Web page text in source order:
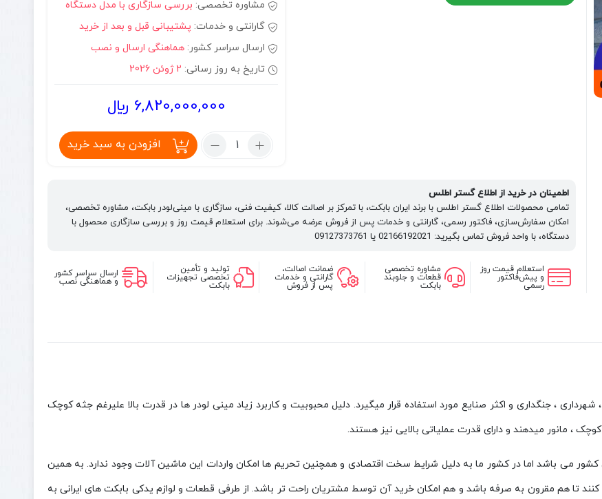
مشاوره تخصصی: بررسی سازگاری با مدل دستگاه
گارانتی و خدمات: پشتیبانی قبل و بعد از خرید
ارسال سراسر کشور: هماهنگی ارسال و نصب
تاریخ به روز رسانی: 2 ژوئن 2026
6,820,000,000 ﷼
تعداد:
لودر
بابکت
افزودن به سبد خرید
اطمینان در خرید از اطلاع گستر اطلس
تمامی محصولات اطلاع گستر اطلس با برند ایران بابکت، با تمرکز بر اصالت کالا، کیفیت فنی، سازگاری با مینی‌لودر بابکت، مشاوره تخصصی،
امکان سفارش‌سازی، فاکتور رسمی، گارانتی و خدمات پس از فروش عرضه می‌شوند. برای استعلام قیمت روز و بررسی سازگاری محصول با
دستگاه، با واحد فروش تماس بگیرید: 02166192021 یا 09127373761
استعلام قیمت روز
و پیش‌فاکتور
رسمی
مشاوره تخصصی
قطعات و جلوبند
بابکت
ضمانت اصالت،
گارانتی و خدمات
پس از فروش
تولید و تأمین
تخصصی تجهیزات
بابکت
ارسال سراسر کشور
و هماهنگی نصب
، جنگداری و اکثر صنایع مورد استفاده قرار میگیرد. دلیل محبوبیت و کاربرد زیاد مینی لودر ها در قدرت بالا علیرغم جثه کوچک
، مانور میدهند و دارای قدرت عملیاتی بالایی نیز هستند.
کشور می باشد اما در کشور ما به دلیل شرایط سخت اقتصادی و همچنین تحریم ها امکان واردات این ماشین آلات وجود ندارد. به همین
تا هم مقرون به صرفه باشد و هم امکان خرید آن توسط مشتریان راحت تر باشد. از طرفی قطعات و لوازم یدکی بابکت های ایرانی به